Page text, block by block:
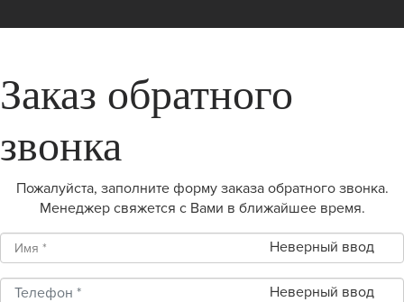
Заказ обратного
звонка
Пожалуйста, заполните форму заказа обратного звонка.
Менеджер свяжется с Вами в ближайшее время.
Неверный ввод
Неверный ввод